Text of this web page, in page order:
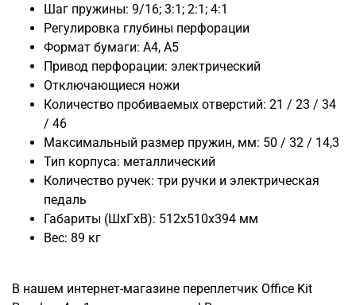
Шаг пружины: 9/16; 3:1; 2:1; 4:1
Регулировка глубины перфорации
Формат бумаги: А4, А5
Привод перфорации: электрический
Отключающиеся ножи
Количество пробиваемых отверстий: 21 / 23 / 34
/ 46
Максимальный размер пружин, мм: 50 / 32 / 14,3
Тип корпуса: металлический
Количество ручек: три ручки и электрическая
педаль
Габариты (ШxГxВ): 512x510x394 мм
Вес: 89 кг
В нашем интернет-магазине переплетчик Office Kit